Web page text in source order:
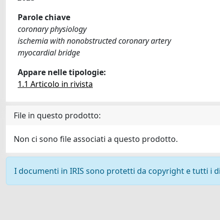
Parole chiave
coronary physiology
ischemia with nonobstructed coronary artery
myocardial bridge
Appare nelle tipologie:
1.1 Articolo in rivista
File in questo prodotto:
Non ci sono file associati a questo prodotto.
I documenti in IRIS sono protetti da copyright e tutti i